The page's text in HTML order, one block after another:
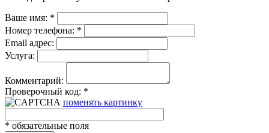
Ваше имя: *
Номер телефона: *
Email адрес:
Услуга:
Комментарий:
Проверочный код: *
поменять картинку
* обязательные поля